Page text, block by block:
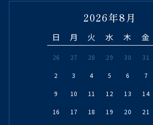
2026年8月
日 月 火 水 木 金
26 27 28 29 30 31
2 3 4 5 6 7
9 10 11 12 13 14
16 17 18 19 20 21